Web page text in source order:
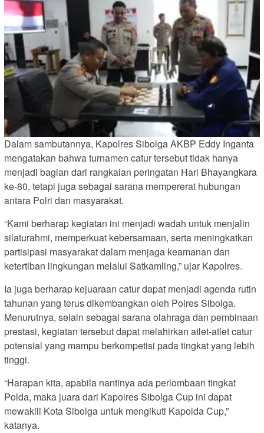
Dalam sambutannya, Kapolres Sibolga AKBP Eddy Inganta
mengatakan bahwa turnamen catur tersebut tidak hanya
menjadi bagian dari rangkaian peringatan Hari Bhayangkara
ke-80, tetapi juga sebagai sarana mempererat hubungan
antara Polri dan masyarakat.
“Kami berharap kegiatan ini menjadi wadah untuk menjalin
silaturahmi, memperkuat kebersamaan, serta meningkatkan
partisipasi masyarakat dalam menjaga keamanan dan
ketertiban lingkungan melalui Satkamling,” ujar Kapolres.
Ia juga berharap kejuaraan catur dapat menjadi agenda rutin
tahunan yang terus dikembangkan oleh Polres Sibolga.
Menurutnya, selain sebagai sarana olahraga dan pembinaan
prestasi, kegiatan tersebut dapat melahirkan atlet-atlet catur
potensial yang mampu berkompetisi pada tingkat yang lebih
tinggi.
“Harapan kita, apabila nantinya ada perlombaan tingkat
Polda, maka juara dari Kapolres Sibolga Cup ini dapat
mewakili Kota Sibolga untuk mengikuti Kapolda Cup,”
katanya.